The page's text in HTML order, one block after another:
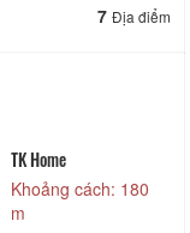
7 Địa điểm
TK Home
Khoảng cách: 180
m